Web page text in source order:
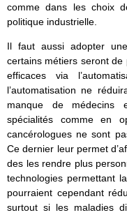
comme dans les choix
politique industrielle.
Il faut aussi adopter
certains métiers seront
efficaces via
l’automatisation ne
manque de médecins
spécialités comme en
cancérologues ne sont
Ce dernier leur permet
des les rendre plus
technologies permettant
pourraient cependant
surtout si les maladies